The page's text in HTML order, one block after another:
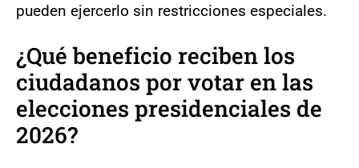
pueden ejercerlo sin restricciones especiales.
¿Qué beneficio reciben los
ciudadanos por votar en las
elecciones presidenciales de
2026?